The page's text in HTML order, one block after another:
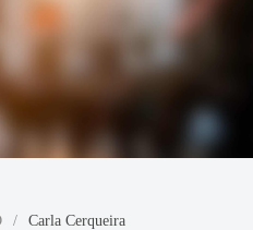
/ Carla Cerqueira